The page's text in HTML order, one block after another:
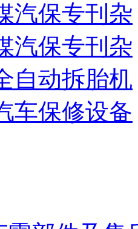
汽保专刊杂
汽保专刊杂
自动拆胎机
车保修设备